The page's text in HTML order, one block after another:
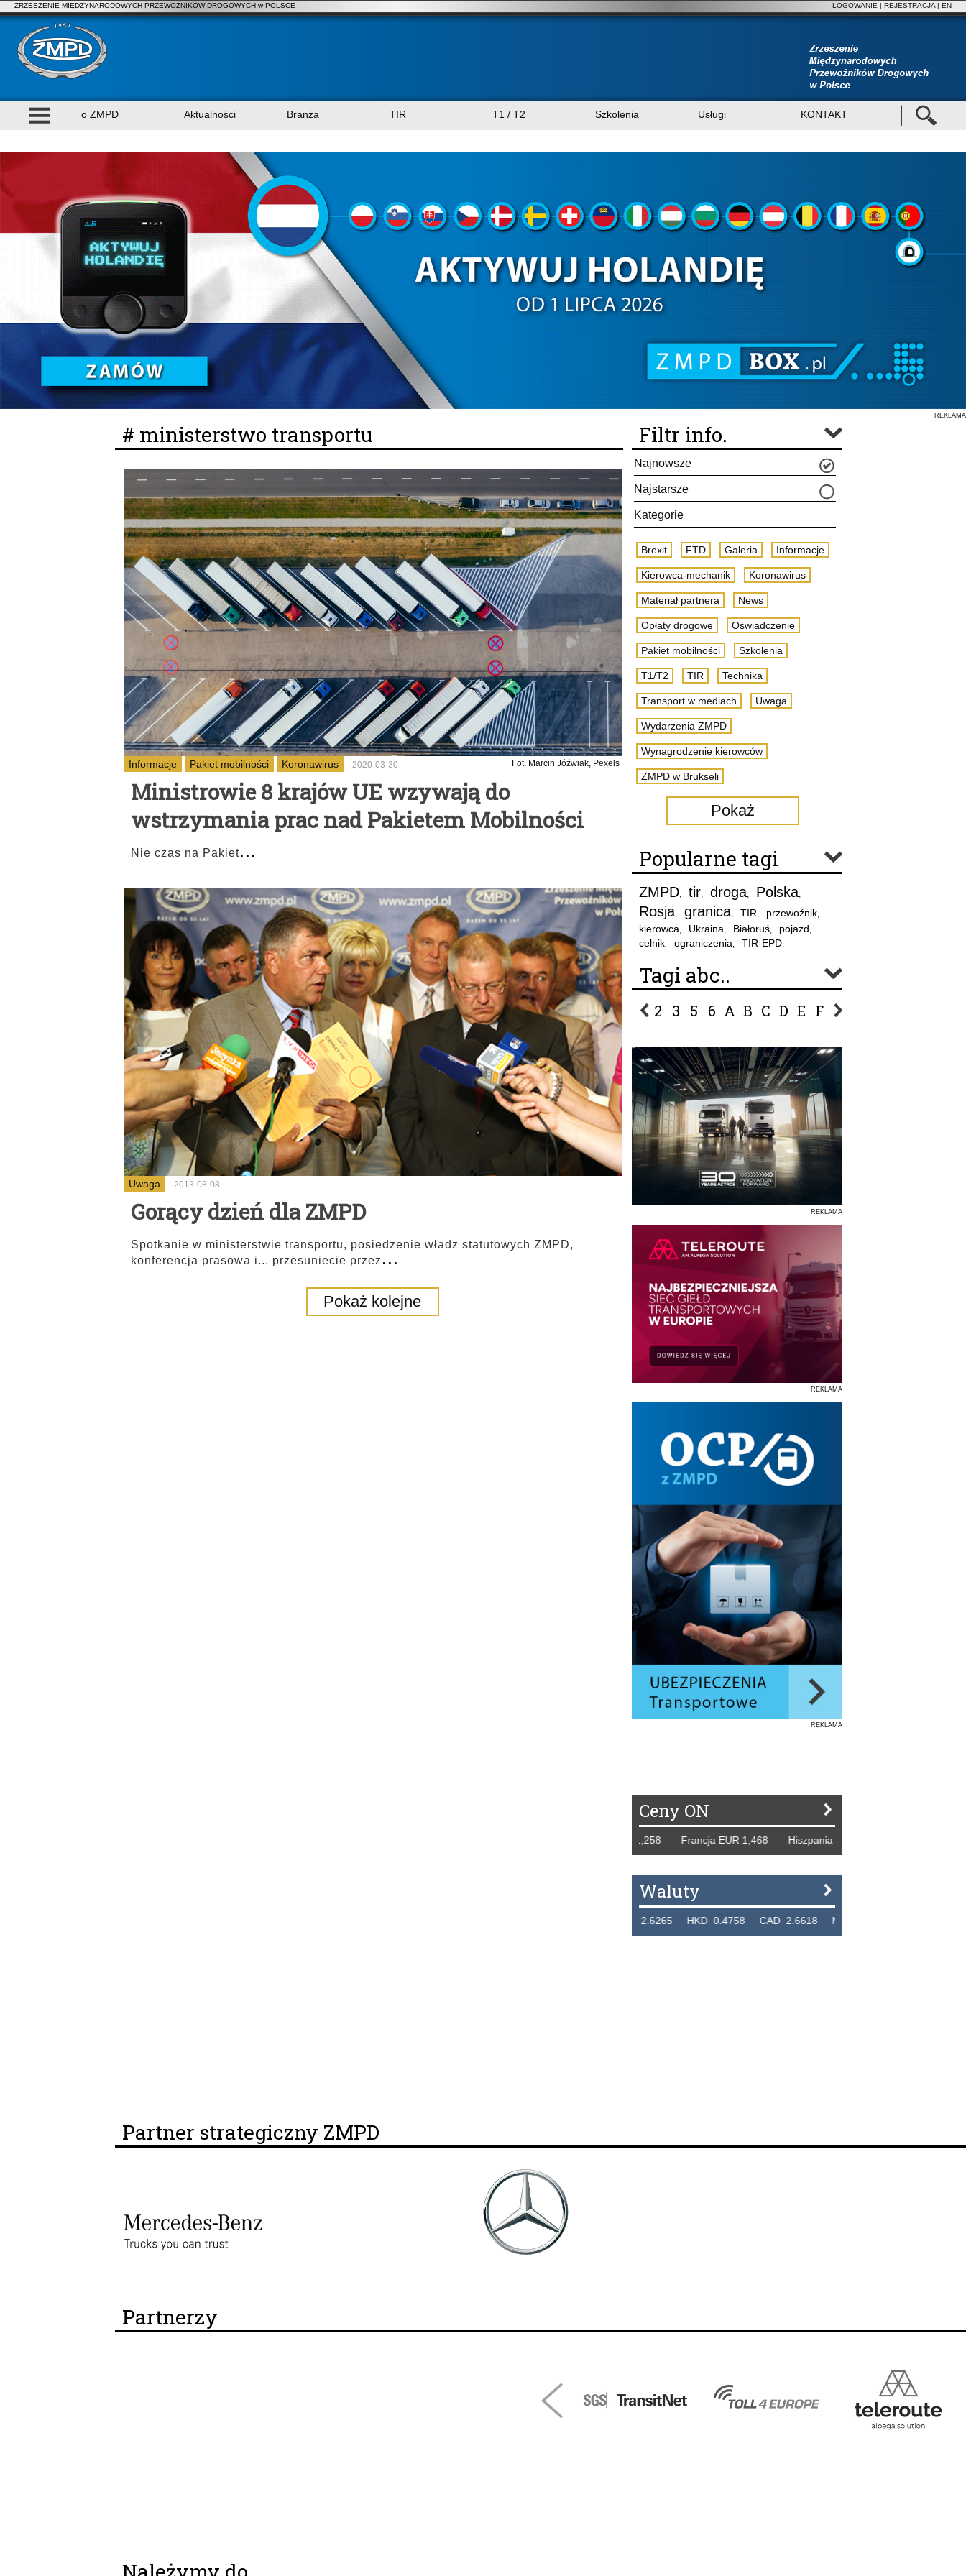
ZRZESZENIE MIĘDZYNARODOWYCH PRZEWOZNIKÓW DROGOWYCH w POLSCE LOGOWANIE | REJESTRACJA | EN
o ZMPD Aktualności Branża TIR T1 / T2 Szkolenia Usługi KONTAKT
REKLAMA
# ministerstwo transportu
Informacje Pakiet mobilności Koronawirus 2020-03-30 Fot. Marcin Jóźwiak, Pexels
Ministrowie 8 krajów UE wzywają do
wstrzymania prac nad Pakietem Mobilności
Nie czas na Pakiet...
Uwaga 2013-08-08
Gorący dzień dla ZMPD
Spotkanie w ministerstwie transportu, posiedzenie władz statutowych ZMPD,
konferencja prasowa i... przesuniecie przez ...
Pokaż kolejne
Filtr info.
Najnowsze
Najstarsze
Kategorie
Brexit FTD Galeria Informacje
Kierowca-mechanik Koronawirus
Materiał partnera News
Opłaty drogowe Oświadczenie
Pakiet mobilności Szkolenia
T1/T2 TIR Technika
Transport w mediach Uwaga
Wydarzenia ZMPD
Wynagrodzenie kierowców
ZMPD w Brukseli
Pokaż
Popularne tagi
ZMPD, tir, droga, Polska,
Rosja, granica, TIR, przewoźnik,
kierowca, Ukraina, Białoruś, pojazd,
celnik, ograniczenia, TIR-EPD,
Tagi abc..
2 3 5 6 A B C D E F G
REKLAMA
REKLAMA
REKLAMA
Ceny ON
Tydzień 42/2019 r. Niemcy EUR 1,258 Francja EUR 1,468 Hiszpania EUR 1,229 WB GBP 1,318
Waluty
THB 0.1129 USD 3.7324 AUD 2.6265 HKD 0.4758 CAD 2.6618 NZD 2.1914 SGD 2.9123
Partner strategiczny ZMPD
Partnerzy